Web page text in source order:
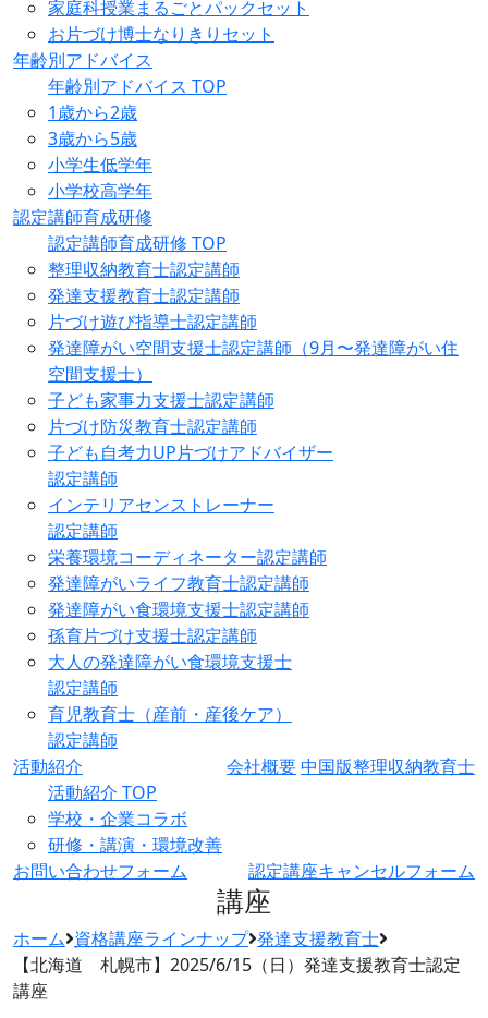
家庭科授業まるごとパックセット
お片づけ博士なりきりセット
年齢別アドバイス
年齢別アドバイス TOP
1歳から2歳
3歳から5歳
小学生低学年
小学校高学年
認定講師育成研修
認定講師育成研修 TOP
整理収納教育士認定講師
発達支援教育士認定講師
片づけ遊び指導士認定講師
発達障がい空間支援士認定講師（9月〜発達障がい住
空間支援士）
子ども家事力支援士認定講師
片づけ防災教育士認定講師
子ども自考力UP片づけアドバイザー
認定講師
インテリアセンストレーナー
認定講師
栄養環境コーディネーター認定講師
発達障がいライフ教育士認定講師
発達障がい食環境支援士認定講師
孫育片づけ支援士認定講師
大人の発達障がい食環境支援士
認定講師
育児教育士（産前・産後ケア）
認定講師
活動紹介
活動紹介 TOP
学校・企業コラボ
研修・講演・環境改善
会社概要中国版整理収納教育士
お問い合わせフォーム 認定講座キャンセルフォーム
講座
ホーム 資格講座ラインナップ 発達支援教育士
【北海道 札幌市】2025/6/15（日）発達支援教育士認定
講座